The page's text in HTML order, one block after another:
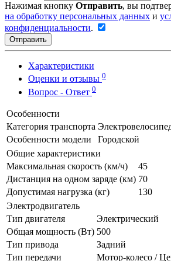
Нажимая кнопку Отправить, вы
на обработку персональных данных и
конфиденциальности.
Отправить
Характеристики
Оценки и отзывы 0
Вопрос - Ответ 0
Особенности
Категория транспорта
Особенности модели
Городской
Общие характеристики
Максимальная скорость (км/ч)
45
Дистанция на одном заряде (км) 70
Допустимая нагрузка (кг)
130
Электродвигатель
Тип двигателя
Электрический
Общая мощность (Вт) 500
Тип привода
Задний
Тип передачи
Мотор-колесо /